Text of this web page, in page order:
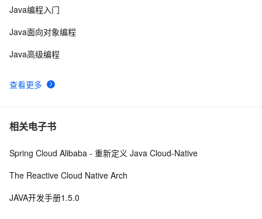
10java 中的多线程   内部类实现 数据共享 和 Runnable
查看更多
Java编程入门
Java面向对象编程
Java高级编程
相关电子书
Spring Cloud Alibaba - 重新定义 Java Cloud-Native
The Reactive Cloud Native Arch
JAVA开发手册1.5.0